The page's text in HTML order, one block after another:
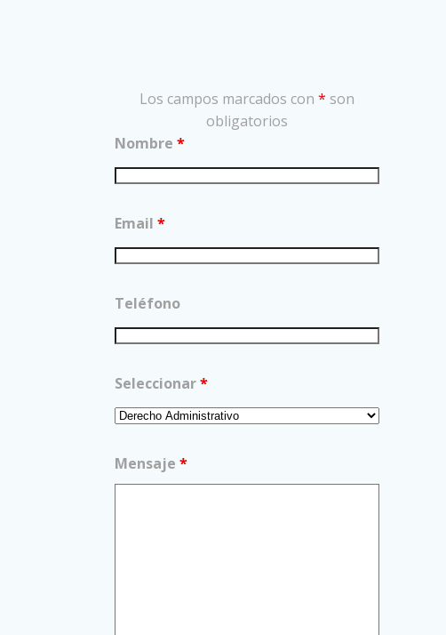
Los campos marcados con * son
obligatorios
Nombre *
Email *
Teléfono
Seleccionar*
Mensaje *